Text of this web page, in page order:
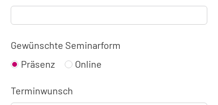
Gewünschte Seminarform
Präsenz
Online
Terminwunsch